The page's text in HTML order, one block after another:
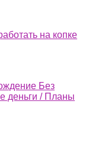
на копке
Без
деньги / Планы